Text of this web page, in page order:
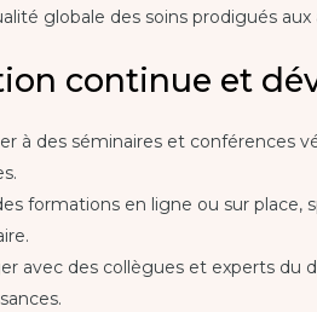
globale des soins prodigués
continue et
à des séminaires et conférences
formations en ligne ou sur place,
avec des collègues et experts